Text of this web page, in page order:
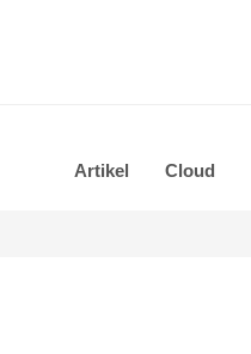
Artikel Cloud